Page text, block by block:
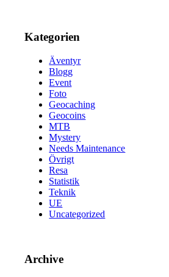
Kategorien
Äventyr
Blogg
Event
Foto
Geocaching
Geocoins
MTB
Mystery
Needs Maintenance
Övrigt
Resa
Statistik
Teknik
UE
Uncategorized
Archive